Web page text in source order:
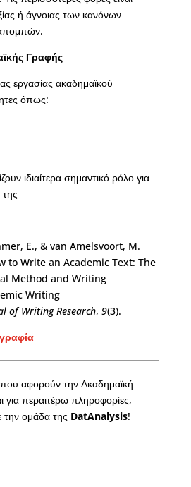
ή άγνοιας των κανόνων
Γραφής
εργασίας ακαδημαϊκού
όπως:
ιδιαίτερα σημαντικό ρόλο για
E., & van Amelsvoort, M.
to Write an Academic Text: The
Method and Writing
Writing
of Writing Research, 9(3).
που αφορούν την Ακαδημαϊκή
περαιτέρω πληροφορίες,
την ομάδα της DatAnalysis!